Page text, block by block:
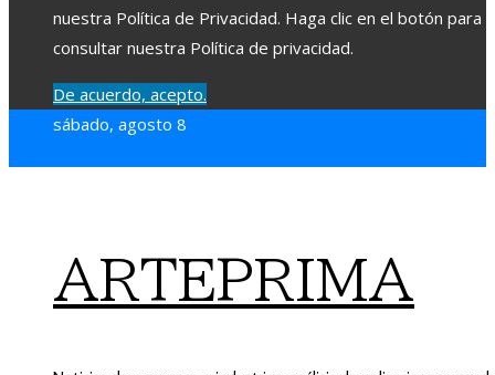
nuestra Política de Privacidad. Haga clic en el botón para
consultar nuestra Política de privacidad.
De acuerdo, acepto.
sábado, agosto 8
ARTEPRIMA